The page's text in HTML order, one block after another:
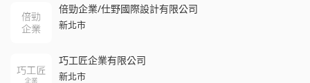
倍勁企業/仕野國際設計有限公司
新北市
巧工匠企業有限公司
新北市